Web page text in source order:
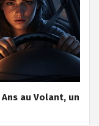
au Volant, un